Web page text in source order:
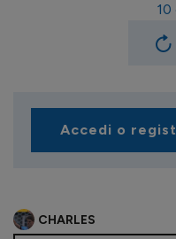
10
Accedi o
CHARLES